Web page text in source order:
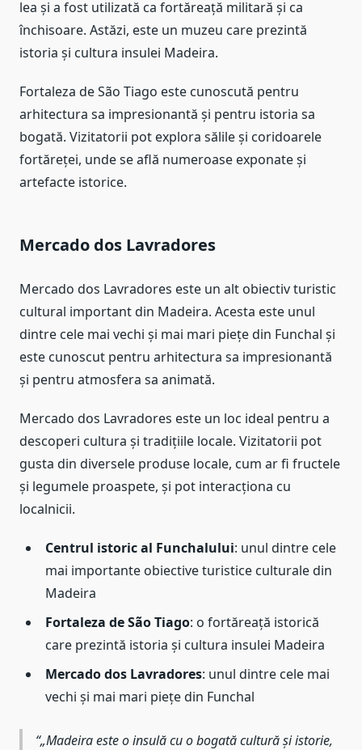
lea și a fost utilizată ca fortăreață militară și ca
închisoare. Astăzi, este un muzeu care prezintă
istoria și cultura insulei Madeira.
Fortaleza de São Tiago este cunoscută pentru
arhitectura sa impresionantă și pentru istoria sa
bogată. Vizitatorii pot explora sălile și coridoarele
fortăreței, unde se află numeroase exponate și
artefacte istorice.
Mercado dos Lavradores
Mercado dos Lavradores este un alt obiectiv turistic
cultural important din Madeira. Acesta este unul
dintre cele mai vechi și mai mari piețe din Funchal și
este cunoscut pentru arhitectura sa impresionantă
și pentru atmosfera sa animată.
Mercado dos Lavradores este un loc ideal pentru a
descoperi cultura și tradițiile locale. Vizitatorii pot
gusta din diversele produse locale, cum ar fi fructele
și legumele proaspete, și pot interacționa cu
localnicii.
Centrul istoric al Funchalului: unul dintre cele
mai importante obiective turistice culturale din
Madeira
Fortaleza de São Tiago: o fortăreață istorică
care prezintă istoria și cultura insulei Madeira
Mercado dos Lavradores: unul dintre cele mai
vechi și mai mari piețe din Funchal
„Madeira este o insulă cu o bogată cultură și istorie,